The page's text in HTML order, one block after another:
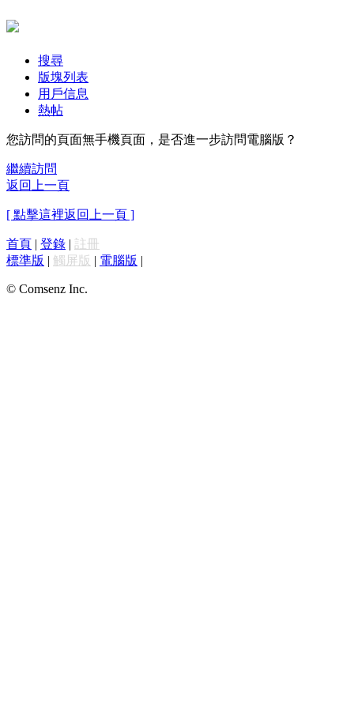
搜尋
版塊列表
用戶信息
熱帖
您訪問的頁面無手機頁面，是否進一步訪問電腦版？
繼續訪問
返回上一頁
[ 點擊這裡返回上一頁 ]
首頁 | 登錄 | 註冊
標準版 | 觸屏版 | 電腦版 |
© Comsenz Inc.